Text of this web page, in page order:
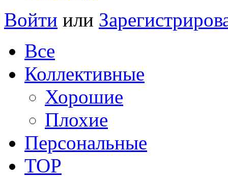
Войти или
Все
Коллективные
Хорошие
Плохие
Персональные
TOP